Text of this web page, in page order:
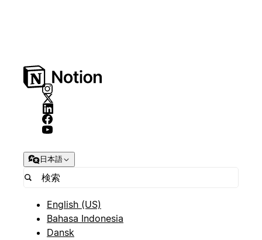
日本語
English (US)
Bahasa Indonesia
Dansk